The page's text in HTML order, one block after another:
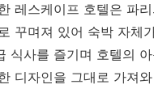
레스케이프 호텔은 파
꾸며져 있어 숙박 자체
식사를 즐기며 호텔의
디자인을 그대로 가져